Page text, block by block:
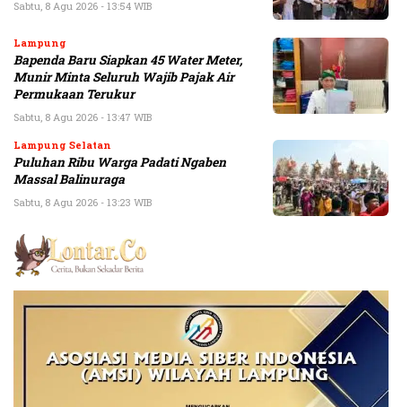
Sabtu, 8 Agu 2026 - 13:54 WIB
Lampung
Bapenda Baru Siapkan 45 Water Meter,
Munir Minta Seluruh Wajib Pajak Air
Permukaan Terukur
Sabtu, 8 Agu 2026 - 13:47 WIB
Lampung Selatan
Puluhan Ribu Warga Padati Ngaben
Massal Balinuraga
Sabtu, 8 Agu 2026 - 13:23 WIB